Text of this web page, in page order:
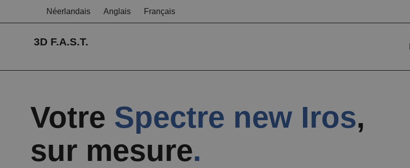
Néerlandais Anglais Français
3D F.A.S.T.
Votre Spectre new Iros,
sur mesure.